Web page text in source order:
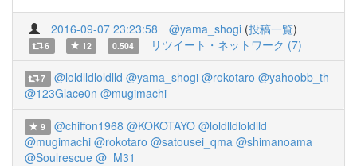
2016-09-07 23:23:58 @yama_shogi (投稿一覧)
6 12 0.504 リツイート・ネットワーク (7)
7 @loldlldloldlld @yama_shogi @rokotaro @yahoobb_th
@123Glace0n @mugimachi
9 @chiffon1968 @KOKOTAYO @loldlldloldlld
@mugimachi @rokotaro @satousei_qma @shimanoama
@Soulrescue @_M31_